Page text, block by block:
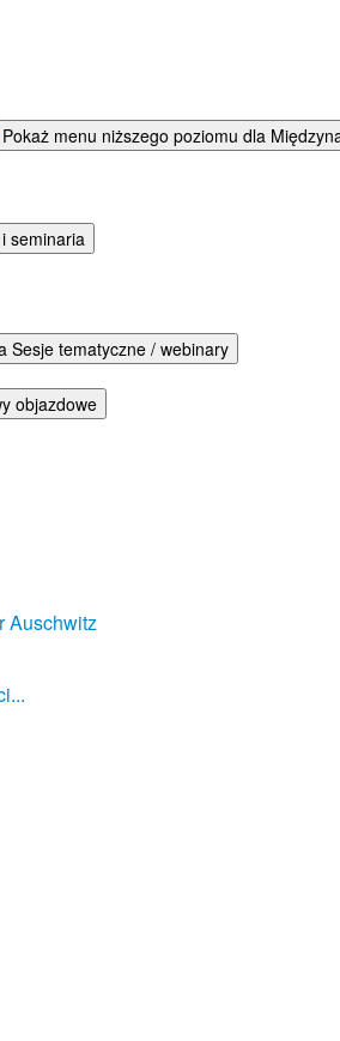
Pokaż menu niższego poziomu dla
seminaria
Sesje tematyczne / webinary
objazdowe
Auschwitz